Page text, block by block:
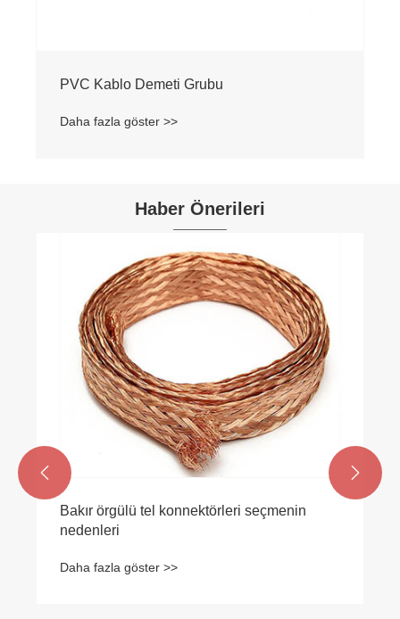
Haber Önerileri
Yüksek Gerilim Dağıtım Ekipmanlarında
Hangi Bakır Bara Konnektörü Kullanılacak?
Daha fazla göster >>
 